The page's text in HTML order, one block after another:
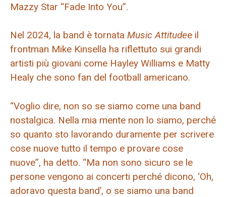
Mazzy Star “Fade Into You”.
Nel 2024, la band è tornata Music Attitudee il
frontman Mike Kinsella ha riflettuto sui grandi
artisti più giovani come Hayley Williams e Matty
Healy che sono fan del football americano.
“Voglio dire, non so se siamo come una band
nostalgica. Nella mia mente non lo siamo, perché
so quanto sto lavorando duramente per scrivere
cose nuove tutto il tempo e provare cose
nuove”, ha detto. “Ma non sono sicuro se le
persone vengono ai concerti perché dicono, ‘Oh,
adoravo questa band’, o se siamo una band